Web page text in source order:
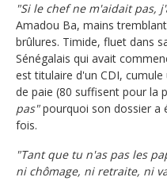
"Si le chef ne m'aidait pas,
Amadou Ba, mains
brûlures. Timide, fluet dans
Sénégalais qui avait
est titulaire d'un CDI,
de paie (80 suffisent pour la
pas"pourquoi son dossier a
fois.
"Tant que tu n'as pas les
ni chômage, ni retraite, ni